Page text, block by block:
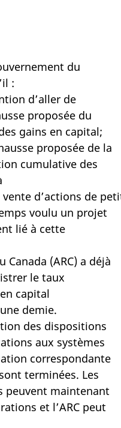
du
:
d’aller de
proposée du
gains en capital;
proposée de la
cumulative des
vente d’actions de
voulu un projet
lié à cette
Canada (ARC) a déjà
le taux
capital
demie.
des dispositions
aux systèmes
correspondante
terminées. Les
peuvent maintenant
et l’ARC peut